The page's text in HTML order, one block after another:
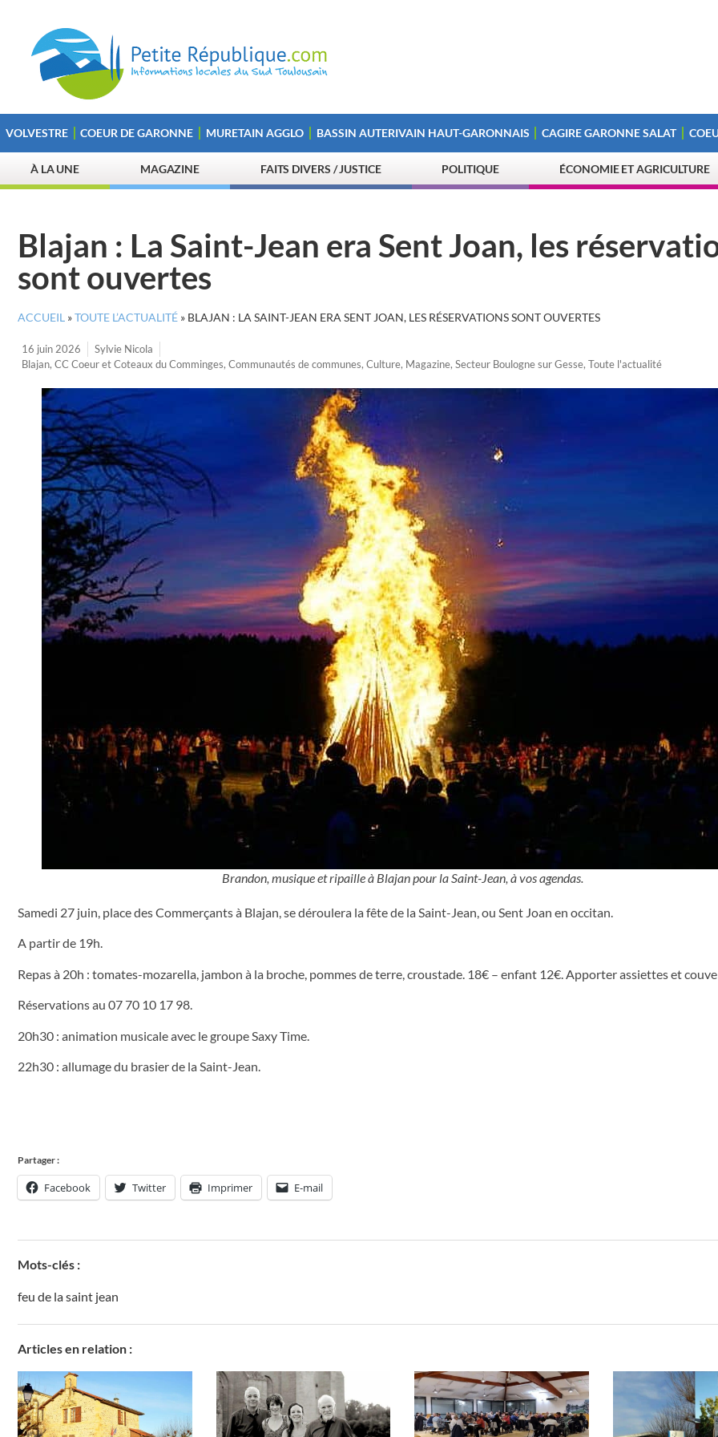
VOLVESTRE COEUR DE GARONNE MURETAIN AGGLO BASSIN AUTERIVAIN HAUT-GARONNAIS CAGIRE GARONNE SALAT
À LA UNE MAGAZINE FAITS DIVERS / JUSTICE POLITIQUE ÉCONOMIE ET AGRICULTURE
Blajan : La Saint-Jean era Sent Joan, les
sont ouvertes
ACCUEIL »TOUTE L’ACTUALITÉ » BLAJAN : LA SAINT-JEAN ERA SENT JOAN, LES RÉSERVATIONS SONT OUVERTES
16 juin 2026
Sylvie Nicola
Blajan, CC Coeur et Coteaux du Comminges, Communautés de communes, Culture, Magazine, Secteur Boulogne sur Gesse, Toute l'actualité
Brandon, musique et ripaille à Blajan pour la Saint-Jean, à vos agendas.
Samedi 27 juin, place des Commerçants à Blajan, se déroulera la fête de la Saint-Jean, ou Sent Joan en occitan.
A partir de 19h.
Repas à 20h : tomates-mozarella, jambon à la broche, pommes de terre, croustade. 18€ – enfant 12€. Apporter assiettes et
Réservations au 07 70 10 17 98.
20h30 : animation musicale avec le groupe Saxy Time.
22h30 : allumage du brasier de la Saint-Jean.
Partager :
Facebook Twitter Imprimer E-mail
Mots-clés :
feu de la saint jean
Articles en relation :